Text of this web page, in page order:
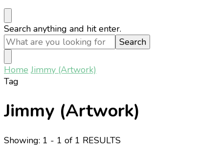
Looking
for
Something?
Search anything and hit enter.
Home Jimmy (Artwork)
Tag
Jimmy (Artwork)
Showing: 1 - 1 of 1 RESULTS